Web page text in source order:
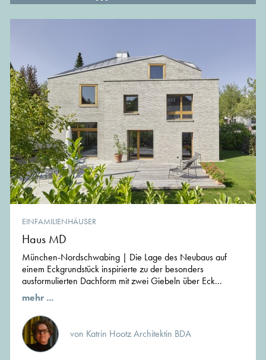
EINFAMILIENHÄUSER
Haus MD
München-Nordschwabing | Die Lage des Neubaus auf
einem Eckgrundstück inspirierte zu der besonders
ausformulierten Dachform mit zwei Giebeln über Eck...
mehr ...
von Katrin Hootz Architektin BDA